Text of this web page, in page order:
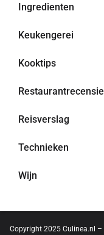
Ingredienten
Keukengerei
Kooktips
Reisverslag
Technieken
Wijn
Copyright 2025 Culinea.nl –